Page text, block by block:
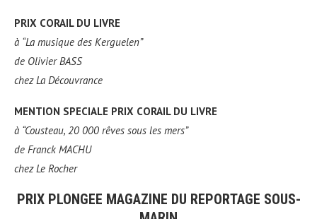
PRIX CORAIL DU LIVRE
à “La musique des Kerguelen”
de Olivier BASS
chez La Découvrance
MENTION SPECIALE PRIX CORAIL DU LIVRE
à “Cousteau, 20 000 rêves sous les mers”
de Franck MACHU
chez Le Rocher
PRIX PLONGEE MAGAZINE DU REPORTAGE SOUS-